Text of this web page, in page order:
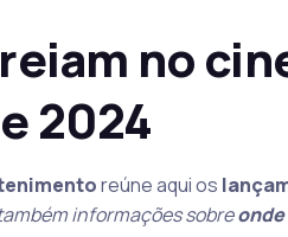
no
2024
reúne aqui os
informações sobre